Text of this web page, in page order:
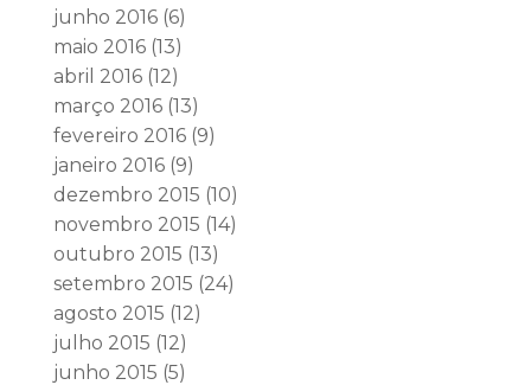
junho 2016(6)
maio 2016(13)
abril 2016(12)
março 2016(13)
fevereiro 2016(9)
janeiro 2016(9)
dezembro 2015 (10)
novembro 2015 (14)
outubro 2015 (13)
setembro 2015 (24)
agosto 2015 (12)
julho 2015 (12)
junho 2015 (5)